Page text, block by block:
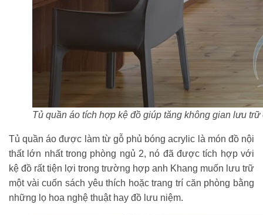
Tủ quần áo tích hợp kệ đồ giúp tăng không gian lưu trữ
Tủ quần áo được làm từ gỗ phủ bóng acrylic là món đồ nội
thất lớn nhất trong phòng ngủ 2, nó đã được tích hợp với
kệ đồ rất tiện lợi trong trường hợp anh Khang muốn lưu trữ
một vài cuốn sách yêu thích hoặc trang trí căn phòng bằng
những lọ hoa nghệ thuật hay đồ lưu niệm.